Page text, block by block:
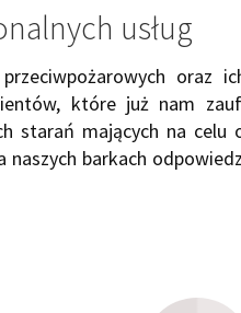
usług
oraz
które już nam
starań mających na
naszych barkach